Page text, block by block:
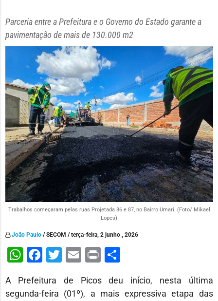
Parceria entre a Prefeitura e o Governo do Estado garante a
pavimentação de mais de 130.000 m2
Trabalhos começaram pelas ruas Projetada 86 e 87, no Bairro Umari. (Foto/ Mikael
Lopes)
João Paulo/ SECOM / terça-feira, 2 junho , 2026
WhatsApp
Facebook
Twitter
EmailPrint
A Prefeitura de Picos deu início, nesta última
segunda-feira (01º), a mais expressiva etapa das